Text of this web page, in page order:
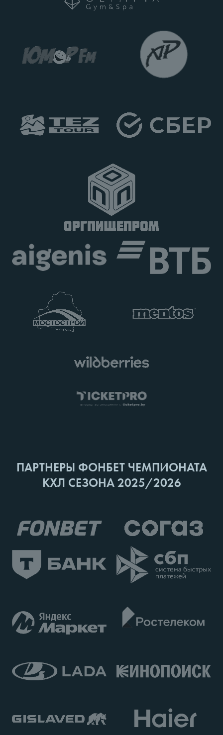
ПАРТНЕРЫ ФОНБЕТ ЧЕМПИОНАТА
КХЛ СЕЗОНА 2025/2026